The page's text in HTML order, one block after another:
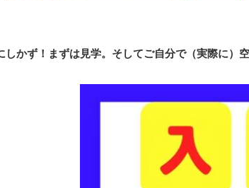
しかず！まずは見学。そしてご自分で（実際に）